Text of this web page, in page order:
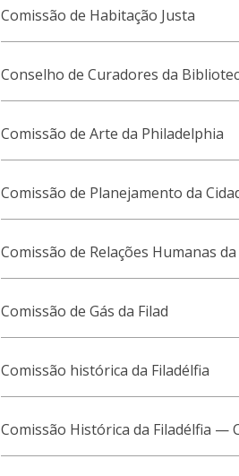
Comissão de Habitação Justa
Conselho de Curadores da
Comissão de Arte da Philadelphia
Comissão de Planejamento da
Comissão de Relações Humanas
Comissão de Gás da Filad
Comissão histórica da Filadélfia
Comissão Histórica da Filadélfia —